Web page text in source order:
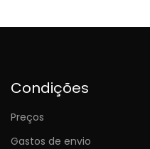
Condições
Preços
Gastos de envio